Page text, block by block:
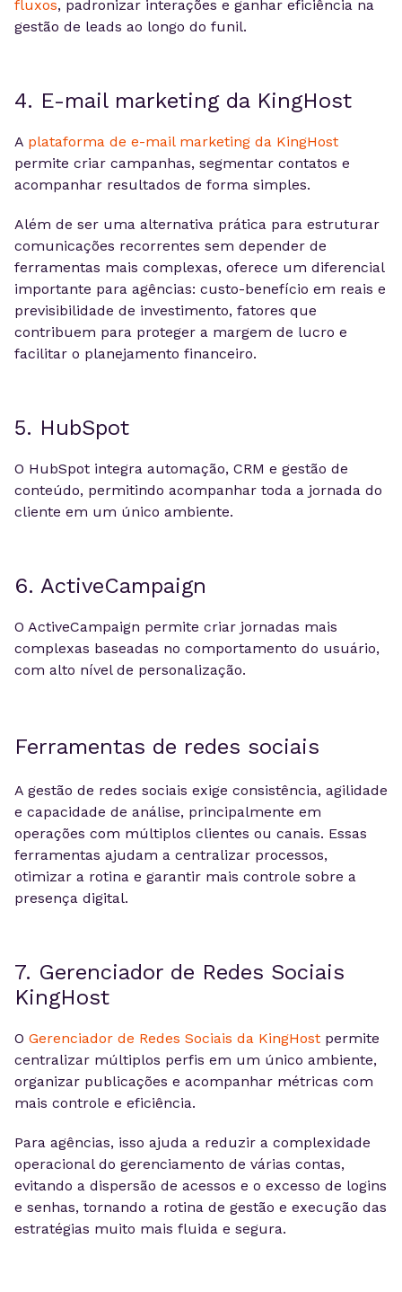
fluxos, padronizar interações e ganhar eficiência na
gestão de leads ao longo do funil.
4. E-mail marketing da KingHost
A plataforma de e-mail marketing da KingHost
permite criar campanhas, segmentar contatos e
acompanhar resultados de forma simples.
Além de ser uma alternativa prática para estruturar
comunicações recorrentes sem depender de
ferramentas mais complexas, oferece um diferencial
importante para agências: custo-benefício em reais e
previsibilidade de investimento, fatores que
contribuem para proteger a margem de lucro e
facilitar o planejamento financeiro.
5. HubSpot
O HubSpot integra automação, CRM e gestão de
conteúdo, permitindo acompanhar toda a jornada do
cliente em um único ambiente.
6. ActiveCampaign
O ActiveCampaign permite criar jornadas mais
complexas baseadas no comportamento do usuário,
com alto nível de personalização.
Ferramentas de redes sociais
A gestão de redes sociais exige consistência, agilidade
e capacidade de análise, principalmente em
operações com múltiplos clientes ou canais. Essas
ferramentas ajudam a centralizar processos,
otimizar a rotina e garantir mais controle sobre a
presença digital.
7. Gerenciador de Redes Sociais
KingHost
O Gerenciador de Redes Sociais da KingHost permite
centralizar múltiplos perfis em um único ambiente,
organizar publicações e acompanhar métricas com
mais controle e eficiência.
Para agências, isso ajuda a reduzir a complexidade
operacional do gerenciamento de várias contas,
evitando a dispersão de acessos e o excesso de logins
e senhas, tornando a rotina de gestão e execução das
estratégias muito mais fluida e segura.